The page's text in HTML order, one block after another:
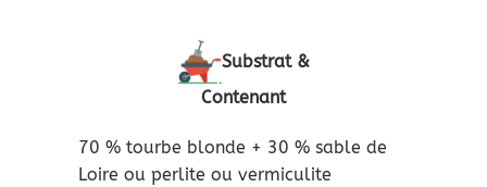
Substrat &
Contenant
70 % tourbe blonde + 30 % sable de
Loire ou perlite ou vermiculite